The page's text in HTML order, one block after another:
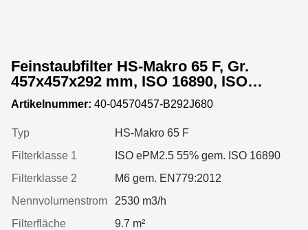
Feinstaubfilter HS-Makro 65 F, Gr.
457x457x292 mm, ISO 16890, ISO
ePM2.5 55%, Rahmen: Edelstahl 1.4301,
Dichtung: einseitig, geschäumt
Artikelnummer: 40-04570457-B292J680
Typ
HS-Makro 65 F
Filterklasse 1
ISO ePM2.5 55% gem. ISO 16890
Filterklasse 2
M6 gem. EN779:2012
Nennvolumenstrom
2530 m3/h
Filterfläche
9.7 m²